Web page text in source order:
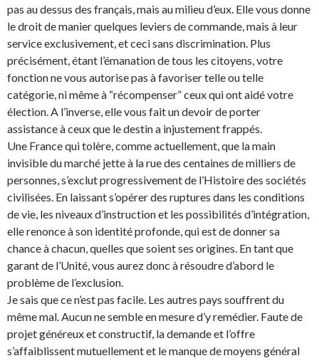
pas au dessus des français, mais au milieu d’eux. Elle vous donne
le droit de manier quelques leviers de commande, mais à leur
service exclusivement, et ceci sans discrimination. Plus
précisément, étant l’émanation de tous les citoyens, votre
fonction ne vous autorise pas à favoriser telle ou telle
catégorie, ni même à “récompenser” ceux qui ont aidé votre
élection. A l’inverse, elle vous fait un devoir de porter
assistance à ceux que le destin a injustement frappés.
Une France qui tolère, comme actuellement, que la main
invisible du marché jette à la rue des centaines de milliers de
personnes, s’exclut progressivement de l’Histoire des sociétés
civilisées. En laissant s’opérer des ruptures dans les conditions
de vie, les niveaux d’instruction et les possibilités d’intégration,
elle renonce à son identité profonde, qui est de donner sa
chance à chacun, quelles que soient ses origines. En tant que
garant de l’Unité, vous aurez donc à résoudre d’abord le
problème de l’exclusion.
Je sais que ce n’est pas facile. Les autres pays souffrent du
même mal. Aucun ne semble en mesure d’y remédier. Faute de
projet généreux et constructif, la demande et l’offre
s’affaiblissent mutuellement et le manque de moyens général